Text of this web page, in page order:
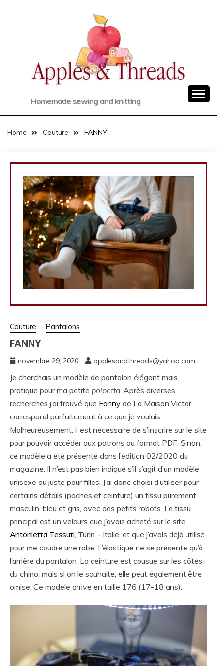
Homemade sewing and knitting
Home Couture FANNY
Couture Pantalons
FANNY
novembre 29, 2020 applesandthreads@yahoo.com
Je cherchais un modèle de pantalon élégant mais
pratique pour ma petite polpetta. Après diverses
recherches j’ai trouvé que Fanny de La Maison Victor
correspond parfaitement à ce que je voulais.
Malheureusement, il est nécessaire de s’inscrire sur le site
pour pouvoir accéder aux patrons au format PDF. Sinon,
ce modèle a été présenté dans l’édition 02/2020 du
magazine. Il n’est pas bien indiqué s’il s’agit d’un modèle
unisexe ou juste pour filles. J’ai donc choisi d’utiliser pour
certains détails (poches et ceinture) un tissu purement
masculin, bleu et gris, avec des petits robots. Le tissu
principal est un velours que j’avais acheté sur le site
Antonietta Tessuti, Turin – Italie, et que j’avais déjà utilisé
pour me coudre une robe. L’élastique ne se présente qu’à
l’arrière du pantalon. La ceinture est cousue sur les côtés
du chino, mais si on le souhaite, elle peut également être
omise. Ce modèle arrive en taille 176 (17-18 ans).